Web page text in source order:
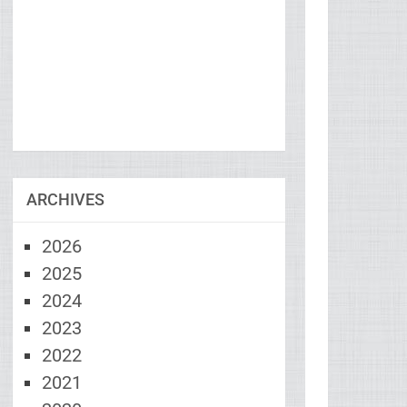
2026
2025
2024
2023
2022